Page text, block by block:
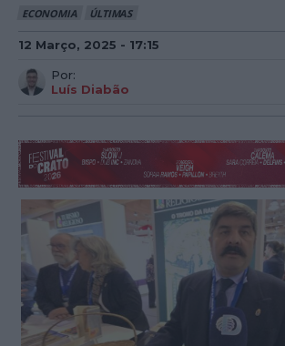
ECONOMIA ÚLTIMAS
12 Março, 2025 - 17:15
Por:
Luís Diabão